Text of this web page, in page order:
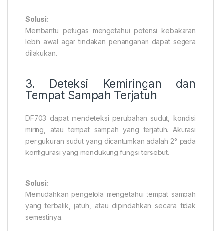
Solusi:
Membantu petugas mengetahui potensi kebakaran
lebih awal agar tindakan penanganan dapat segera
dilakukan.
3. Deteksi Kemiringan dan
Tempat Sampah Terjatuh
DF703 dapat mendeteksi perubahan sudut, kondisi
miring, atau tempat sampah yang terjatuh. Akurasi
pengukuran sudut yang dicantumkan adalah 2° pada
konfigurasi yang mendukung fungsi tersebut.
Solusi:
Memudahkan pengelola mengetahui tempat sampah
yang terbalik, jatuh, atau dipindahkan secara tidak
semestinya.